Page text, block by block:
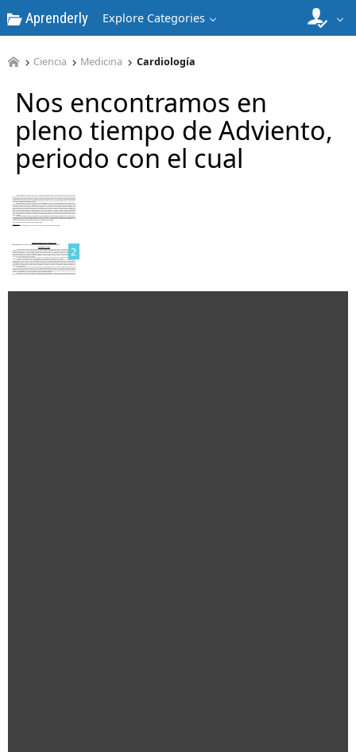
Aprenderly Explore Categories
Ciencia Medicina Cardiología
Nos encontramos en
pleno tiempo de Adviento,
periodo con el cual
2